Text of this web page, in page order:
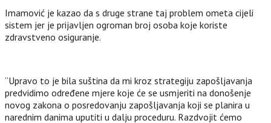
Imamović je kazao da s druge strane taj problem ometa cijeli
sistem jer je prijavljen ogroman broj osoba koje koriste
zdravstveno osiguranje.
“Upravo to je bila suština da mi kroz strategiju zapošljavanja
predvidimo određene mjere koje će se usmjeriti na donošenje
novog zakona o posredovanju zapošljavanja koji se planira u
narednim danima uputiti u dalju proceduru. Razdvojit ćemo